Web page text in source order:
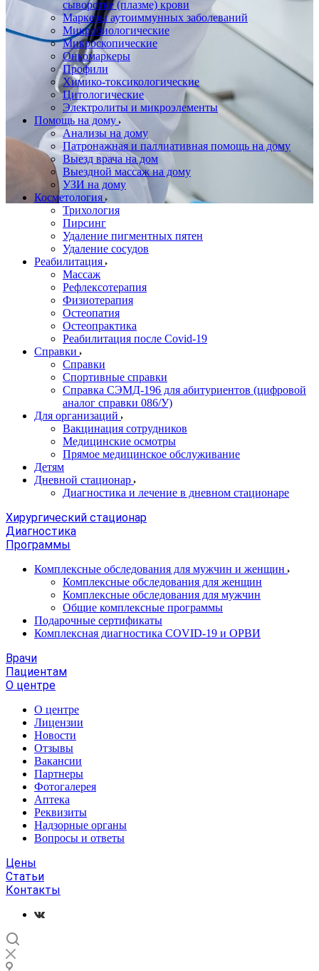
сыворотке (плазме) крови
Маркеры аутоиммунных заболеваний
Микробиологические
Микроскопические
Онкомаркеры
Профили
Химико-токсикологические
Цитологические
Электролиты и микроэлементы
Помощь на дому
Анализы на дому
Патронажная и паллиативная помощь на дому
Выезд врача на дом
Выездной массаж на дому
УЗИ на дому
Косметология
Трихология
Пирсинг
Удаление пигментных пятен
Удаление сосудов
Реабилитация
Массаж
Рефлексотерапия
Физиотерапия
Остеопатия
Остеопрактика
Реабилитация после Covid-19
Справки
Справки
Спортивные справки
Справка СЭМД‑196 для абитуриентов (цифровой
аналог справки 086/У)
Для организаций
Вакцинация сотрудников
Медицинские осмотры
Прямое медицинское обслуживание
Детям
Дневной стационар
Диагностика и лечение в дневном стационаре
Хирургический стационар
Диагностика
Программы
Комплексные обследования для мужчин и женщин
Комплексные обследования для женщин
Комплексные обследования для мужчин
Общие комплексные программы
Подарочные сертификаты
Комплексная диагностика COVID-19 и ОРВИ
Врачи
Пациентам
О центре
О центре
Лицензии
Новости
Отзывы
Вакансии
Партнеры
Фотогалерея
Аптека
Реквизиты
Надзорные органы
Вопросы и ответы
Цены
Статьи
Контакты